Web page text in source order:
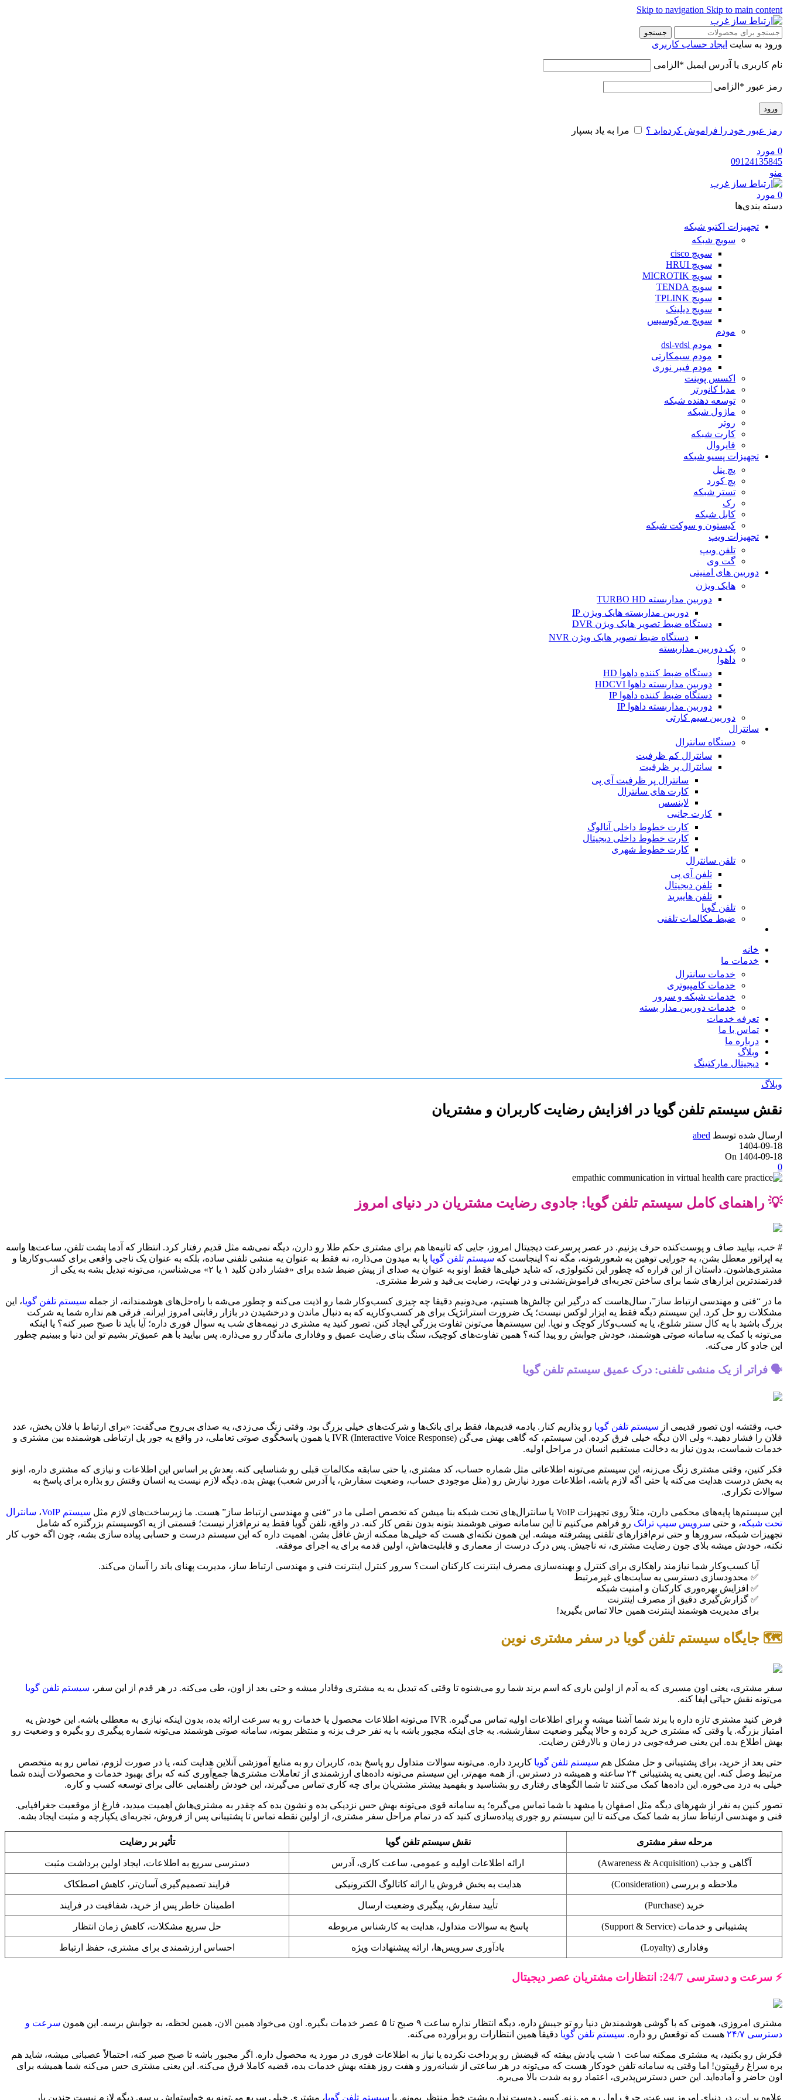
Skip to navigation Skip to main content
جستجو
ورود به سایت ایجاد حساب کاربری
نام کاربری یا آدرس ایمیل * الزامی
رمز عبور * الزامی
ورود
رمز عبور خود را فراموش کرده‌اید ؟ مرا به یاد بسپار
0 مورد
09124135845
منو
0 مورد
دسته‌ بندی‌ها
تجهیزات اکتیو شبکه
سویچ شبکه
سویچ cisco
سویچ HRUI
سویچ MICROTIK
سویچ TENDA
سویچ TPLINK
سویچ دیلینک
سویچ مرکوسیس
مودم
مودم dsl-vdsl
مودم سیمکارتی
مودم فیبر نوری
اکسس پوینت
مدیا کانورتر
توسعه دهنده شبکه
ماژول شبکه
روتر
کارت شبکه
فایروال
تجهیزات پسیو شبکه
پچ پنل
پچ کورد
تستر شبکه
رک
کابل شبکه
کیستون و سوکت شبکه
تجهیزات ویپ
تلفن ویپ
گت وی
دوربین های امنیتی
هایک ویژن
دوربین مداربسته TURBO HD
دوربین مداربسته هایک ویژن IP
دستگاه ضبط تصویر هایک ویژن DVR
دستگاه ضبط تصویر هایک ویژن NVR
پک دوربین مداربسته
داهوا
دستگاه ضبط کننده داهوا HD
دوربین مداربسته داهوا HDCVI
دستگاه ضبط کننده داهوا IP
دوربین مداربسته داهوا IP
دوربین سیم کارتی
سانترال
دستگاه سانترال
سانترال کم ظرفیت
سانترال پر ظرفیت
سانترال پر ظرفیت آی پی
کارت های سانترال
لاینسس
کارت جانبی
کارت خطوط داخلی آنالوگ
کارت خطوط داخلی دیجیتال
کارت خطوط شهری
تلفن سانترال
تلفن آی پی
تلفن دیجیتال
تلفن هایبرید
تلفن گویا
ضبط مکالمات تلفنی
خانه
خدمات ما
خدمات سانترال
خدمات کامپیوتری
خدمات شبکه و سرور
خدمات دوربین مدار بسته
تعرفه خدمات
تماس با ما
درباره ما
وبلاگ
دیجیتال مارکتینگ
وبلاگ
نقش سیستم تلفن گویا در افزایش رضایت کاربران و مشتریان
ارسال شده توسط abed
1404-09-18
On 1404-09-18
0
💡 راهنمای کامل سیستم تلفن گویا: جادوی رضایت مشتریان در دنیای امروز
# خب، بیایید صاف و پوست‌کنده حرف بزنیم. در عصر پرسرعت دیجیتال امروز، جایی که ثانیه‌ها هم برای مشتری حکم طلا رو دارن، دیگه نمی‌شه مثل قدیم رفتار کرد. انتظار که آدما پشت تلفن، ساعت‌ها واسه
یه اپراتور معطل بشن، یه جورایی توهین به شعورشونه، مگه نه؟ اینجاست که سیستم تلفن گویا پا به میدون می‌ذاره، نه فقط به عنوان یه منشی تلفنی ساده، بلکه به عنوان یک ناجی واقعی برای کسب‌وکارها و
مشتری‌هاشون. داستان از این قراره که چطور این تکنولوژی، که شاید خیلی‌ها فقط اونو به عنوان یه صدای از پیش ضبط شده برای «فشار دادن کلید ۱ یا ۲» می‌شناسن، می‌تونه تبدیل بشه به یکی از
قدرتمندترین ابزارهای شما برای ساختن تجربه‌ای فراموش‌نشدنی و در نهایت، رضایت بی‌قید و شرط مشتری.
ما در “فنی و مهندسی ارتباط ساز”، سال‌هاست که درگیر این چالش‌ها هستیم، می‌دونیم دقیقا چه چیزی کسب‌وکار شما رو اذیت می‌کنه و چطور می‌شه با راه‌حل‌های هوشمندانه، از جمله سیستم تلفن گویا، این
مشکلات رو حل کرد. این سیستم دیگه فقط یه ابزار لوکس نیست؛ یک ضرورت استراتژیک برای هر کسب‌وکاریه که به دنبال ماندن و درخشیدن در بازار رقابتی امروز ایرانه. فرقی هم نداره شما یه شرکت
بزرگ باشید با یه کال سنتر شلوغ، یا یه کسب‌وکار کوچک و نوپا. این سیستم‌ها می‌تونن تفاوت بزرگی ایجاد کنن. تصور کنید یه مشتری در نیمه‌های شب یه سوال فوری داره؛ آیا باید تا صبح صبر کنه؟ یا اینکه
می‌تونه با کمک یه سامانه صوتی هوشمند، خودش جوابش رو پیدا کنه؟ همین تفاوت‌های کوچیک، سنگ بنای رضایت عمیق و وفاداری ماندگار رو می‌ذاره. پس بیایید با هم عمیق‌تر بشیم تو این دنیا و ببینیم چطور
این جادو کار می‌کنه.
🗣️ فراتر از یک منشی تلفنی: درک عمیق سیستم تلفن گویا
خب، وقتشه اون تصور قدیمی از سیستم تلفن گویا رو بذاریم کنار. یادمه قدیم‌ها، فقط برای بانک‌ها و شرکت‌های خیلی بزرگ بود. وقتی زنگ می‌زدی، یه صدای بی‌روح می‌گفت: «برای ارتباط با فلان بخش، عدد
فلان را فشار دهید.» ولی الان دیگه خیلی فرق کرده. این سیستم، که گاهی بهش می‌گن IVR (Interactive Voice Response) یا همون پاسخگوی صوتی تعاملی، در واقع یه جور پل ارتباطی هوشمنده بین مشتری و
خدمات شماست، بدون نیاز به دخالت مستقیم انسان در مراحل اولیه.
فکر کنین، وقتی مشتری زنگ می‌زنه، این سیستم می‌تونه اطلاعاتی مثل شماره حساب، کد مشتری، یا حتی سابقه مکالمات قبلی رو شناسایی کنه. بعدش بر اساس این اطلاعات و نیازی که مشتری داره، اونو
به بخش درست هدایت می‌کنه یا حتی اگه لازم باشه، اطلاعات مورد نیازش رو (مثل موجودی حساب، وضعیت سفارش، یا آدرس شعب) بهش بده. دیگه لازم نیست یه انسان وقتش رو بذاره برای پاسخ به
سوالات تکراری.
این سیستم‌ها پایه‌های محکمی دارن، مثلاً روی تجهیزات VoIP یا سانترال‌های تحت شبکه بنا میشن که تخصص اصلی ما در “فنی و مهندسی ارتباط ساز” هست. ما زیرساخت‌های لازم مثل سیستم VoIP ، سانترال
تحت شبکه، و حتی سرویس سیپ ترانک رو فراهم می‌کنیم تا این سامانه صوتی هوشمند بتونه بدون نقص کار کنه. در واقع، تلفن گویا فقط یه نرم‌افزار نیست؛ قسمتی از یه اکوسیستم بزرگتره که شامل
تجهیزات شبکه، سرورها و حتی نرم‌افزارهای تلفنی پیشرفته میشه. این همون نکته‌ای هست که خیلی‌ها ممکنه ازش غافل بشن. اهمیت داره که این سیستم درست و حسابی پیاده سازی بشه، چون اگه خوب کار
نکنه، خودش میشه بلای جون رضایت مشتری، نه ناجیش. پس درک درست از معماری و قابلیت‌هاش، اولین قدمه برای یه اجرای موفقه.
آیا کسب‌وکار شما نیازمند راهکاری برای کنترل و بهینه‌سازی مصرف اینترنت کارکنان است؟ سرور کنترل اینترنت فنی و مهندسی ارتباط ساز، مدیریت پهنای باند را آسان می‌کند.
✅ محدودسازی دسترسی به سایت‌های غیرمرتبط
✅ افزایش بهره‌وری کارکنان و امنیت شبکه
✅ گزارش‌گیری دقیق از مصرف اینترنت
برای مدیریت هوشمند اینترنت همین حالا تماس بگیرید!
🗺️ جایگاه سیستم تلفن گویا در سفر مشتری نوین
سفر مشتری، یعنی اون مسیری که یه آدم از اولین باری که اسم برند شما رو می‌شنوه تا وقتی که تبدیل به یه مشتری وفادار میشه و حتی بعد از اون، طی می‌کنه. در هر قدم از این سفر، سیستم تلفن گویا
می‌تونه نقش حیاتی ایفا کنه.
فرض کنید مشتری تازه داره با برند شما آشنا میشه و برای اطلاعات اولیه تماس می‌گیره. IVR می‌تونه اطلاعات محصول یا خدمات رو به سرعت ارائه بده، بدون اینکه نیازی به معطلی باشه. این خودش یه
امتیاز بزرگه. یا وقتی که مشتری خرید کرده و حالا پیگیر وضعیت سفارششه. به جای اینکه مجبور باشه با یه نفر حرف بزنه و منتظر بمونه، سامانه صوتی هوشمند می‌تونه شماره پیگیری رو بگیره و وضعیت رو
بهش اطلاع بده. این یعنی صرفه‌جویی در زمان و بالارفتن رضایت.
حتی بعد از خرید، برای پشتیبانی و حل مشکل هم سیستم تلفن گویا کاربرد داره. می‌تونه سوالات متداول رو پاسخ بده، کاربران رو به منابع آموزشی آنلاین هدایت کنه، یا در صورت لزوم، تماس رو به متخصص
مرتبط وصل کنه. این یعنی یه پشتیبانی ۲۴ ساعته و همیشه در دسترس. از همه مهم‌تر، این سیستم می‌تونه داده‌های ارزشمندی از تعاملات مشتری‌ها جمع‌آوری کنه که برای بهبود خدمات و محصولات آینده شما
خیلی به درد می‌خوره. این داده‌ها کمک می‌کنند تا شما الگوهای رفتاری رو بشناسید و بفهمید بیشتر مشتریان برای چه کاری تماس می‌گیرند، این خودش راهنمایی عالی برای توسعه کسب و کاره.
تصور کنین یه نفر از شهرهای دیگه مثل اصفهان یا مشهد با شما تماس می‌گیره؛ یه سامانه قوی می‌تونه بهش حس نزدیکی بده و نشون بده که چقدر به مشتری‌هاش اهمیت میدید، فارغ از موقعیت جغرافیایی.
فنی و مهندسی ارتباط ساز به شما کمک می‌کنه تا این سیستم رو جوری پیاده‌سازی کنید که در تمام مراحل سفر مشتری، از اولین نقطه تماس تا پشتیبانی پس از فروش، تجربه‌ای یکپارچه و مثبت ایجاد بشه.
مرحله سفر مشتری نقش سیستم تلفن گویا تأثیر بر رضایت
آگاهی و جذب (Awareness & Acquisition) ارائه اطلاعات اولیه و عمومی، ساعت کاری، آدرس دسترسی سریع به اطلاعات، ایجاد اولین برداشت مثبت
ملاحظه و بررسی (Consideration) هدایت به بخش فروش یا ارائه کاتالوگ الکترونیکی فرایند تصمیم‌گیری آسان‌تر، کاهش اصطکاک
خرید (Purchase) تأیید سفارش، پیگیری وضعیت ارسال اطمینان خاطر پس از خرید، شفافیت در فرایند
پشتیبانی و خدمات (Support & Service) پاسخ به سوالات متداول، هدایت به کارشناس مربوطه حل سریع مشکلات، کاهش زمان انتظار
وفاداری (Loyalty) یادآوری سرویس‌ها، ارائه پیشنهادات ویژه احساس ارزشمندی برای مشتری، حفظ ارتباط
⚡ سرعت و دسترسی 24/7: انتظارات مشتریان عصر دیجیتال
مشتری امروزی، همونی که با گوشی هوشمندش دنیا رو تو جیبش داره، دیگه انتظار نداره ساعت ۹ صبح تا ۵ عصر خدمات بگیره. اون می‌خواد همین الان، همین لحظه، به جوابش برسه. این همون
سرعت و
دسترسی ۲۴/۷
هست که توقعش رو داره. سیستم تلفن گویا دقیقاً همین انتظارات رو برآورده می‌کنه.
فکرش رو بکنید، یه مشتری ممکنه ساعت ۱ شب یادش بیفته که قبضش رو پرداخت نکرده یا نیاز به اطلاعات فوری در مورد یه محصول داره. اگر مجبور باشه تا صبح صبر کنه، احتمالاً عصبانی میشه، شاید هم
بره سراغ رقیبتون! اما وقتی یه سامانه تلفن خودکار هست که می‌تونه در هر ساعتی از شبانه‌روز و هفت روز هفته بهش خدمات بده، قضیه کاملا فرق می‌کنه. این یعنی مشتری حس می‌کنه شما همیشه برای
اون حاضر و آماده‌اید. این حس دسترس‌پذیری، اعتماد رو به شدت بالا می‌بره.
علاوه بر این، در دنیای امروز سرعت، حرف اول رو می‌زنه. کسی دوست نداره پشت خط منتظر بمونه. با سیستم تلفن گویا، مشتری خیلی سریع می‌تونه به خواسته‌اش برسه. دیگه لازم نیست چندین بار